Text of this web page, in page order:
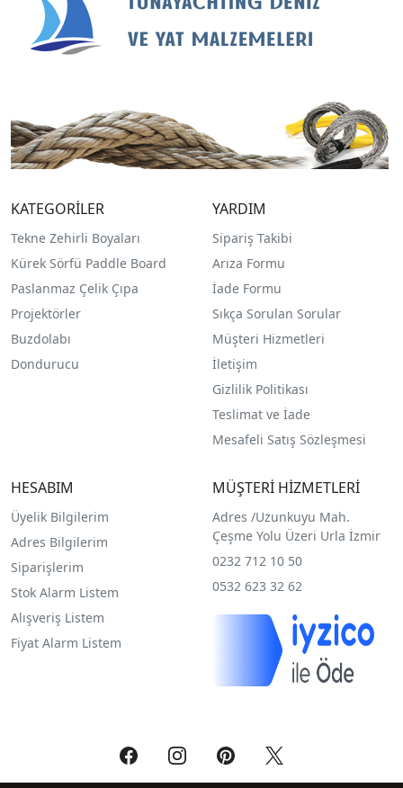
KATEGORİLER
Tekne Zehirli Boyaları
Kürek Sörfü Paddle Board
Paslanmaz Çelik Çıpa
Projektörler
Buzdolabı
Dondurucu
YARDIM
Sipariş Takibi
Arıza Formu
İade Formu
Sıkça Sorulan Sorular
Müşteri Hizmetleri
İletişim
Gizlilik Politikası
Teslimat ve İade
Mesafeli Satış Sözleşmesi
HESABIM
Üyelik Bilgilerim
Adres Bilgilerim
Siparişlerim
Stok Alarm Listem
Alışveriş Listem
Fiyat Alarm Listem
MÜŞTERİ HİZMETLERİ
Adres /Uzunkuyu Mah.
Çeşme Yolu Üzeri Urla İzmir
0232 712 10 50
0532 623 32 62